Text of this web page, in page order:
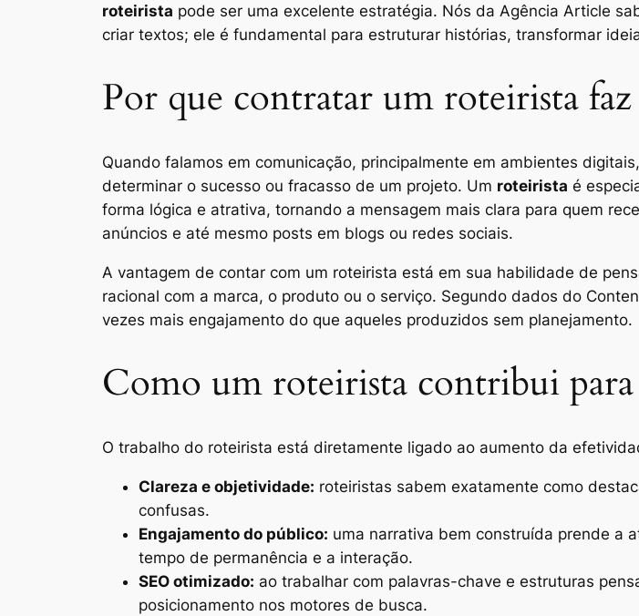
roteirista pode ser uma excelente estratégia. Nós da Agência Article
criar textos; ele é fundamental para estruturar histórias, transformar
Por que contratar um roteirista faz
Quando falamos em comunicação, principalmente em ambientes
determinar o sucesso ou fracasso de um projeto. Um roteirista é
forma lógica e atrativa, tornando a mensagem mais clara para quem
anúncios e até mesmo posts em blogs ou redes sociais.
A vantagem de contar com um roteirista está em sua habilidade de
racional com a marca, o produto ou o serviço. Segundo dados do
vezes mais engajamento do que aqueles produzidos sem planejamento.
Como um roteirista contribui para
O trabalho do roteirista está diretamente ligado ao aumento da
Clareza e objetividade: roteiristas sabem exatamente como
confusas.
Engajamento do público: uma narrativa bem construída prende a
tempo de permanência e a interação.
SEO otimizado: ao trabalhar com palavras-chave e estruturas
posicionamento nos motores de busca.